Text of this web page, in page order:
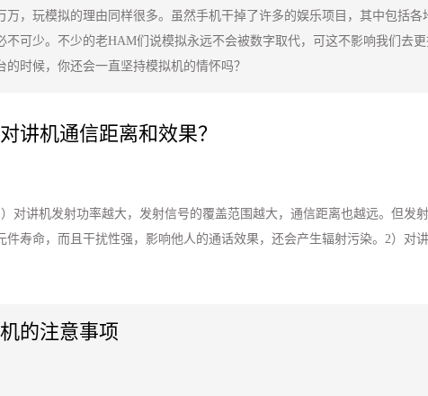
万，玩模拟的理由同样很多。虽然手机干掉了许多的娱乐项目，其中包括
不可少。不少的老HAM们说模拟永远不会被数字取代，可这不影响我们去
的时候，你还会一直坚持模拟机的情怀吗？
讲机通信距离和效果？
对讲机发射功率越大，发射信号的覆盖范围越大，通信距离也越远。但发
件寿命，而且干扰性强，影响他人的通话效果，还会产生辐射污染。2）对
的注意事项